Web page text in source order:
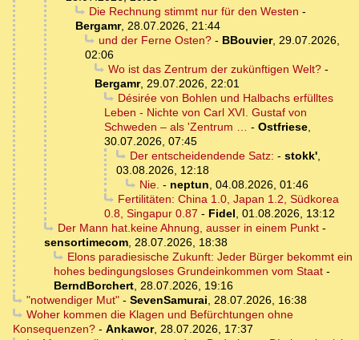
Die Rechnung stimmt nur für den Westen -
Bergamr, 28.07.2026, 21:44
und der Ferne Osten?- BBouvier, 29.07.2026,
02:06
Wo ist das Zentrum der zukünftigen Welt?-
Bergamr, 29.07.2026, 22:01
Désirée von Bohlen und Halbachs erfülltes
Leben - Nichte von Carl XVI. Gustaf von
Schweden – als 'Zentrum … - Ostfriese,
30.07.2026, 07:45
Der entscheidendende Satz: - stokk',
03.08.2026, 12:18
Nie. - neptun, 04.08.2026, 01:46
Fertilitäten: China 1.0, Japan 1.2, Südkorea
0.8, Singapur 0.87 - Fidel, 01.08.2026, 13:12
Der Mann hat.keine Ahnung, ausser in einem Punkt-
sensortimecom, 28.07.2026, 18:38
Elons paradiesische Zukunft: Jeder Bürger bekommt ein
hohes bedingungsloses Grundeinkommen vom Staat -
BerndBorchert, 28.07.2026, 19:16
"notwendiger Mut"- SevenSamurai, 28.07.2026, 16:38
Woher kommen die Klagen und Befürchtungen ohne
Konsequenzen? - Ankawor, 28.07.2026, 17:37